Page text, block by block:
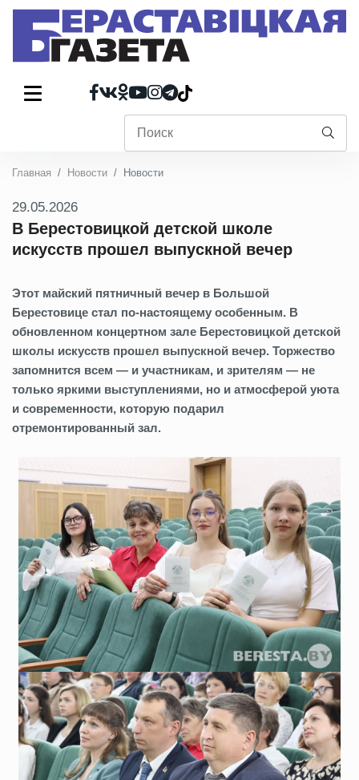
Главная Новости Новости
29.05.2026
В Берестовицкой детской школе
искусств прошел выпускной вечер
Этот майский пятничный вечер в Большой
Берестовице стал по‑настоящему особенным. В
обновленном концертном зале Берестовицкой детской
школы искусств прошел выпускной вечер. Торжество
запомнится всем — и участникам, и зрителям — не
только яркими выступлениями, но и атмосферой уюта
и современности, которую подарил
отремонтированный зал.